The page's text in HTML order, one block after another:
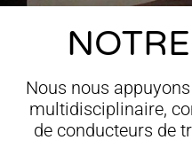
Nous nous
multidisciplinaire,
de conducteurs de